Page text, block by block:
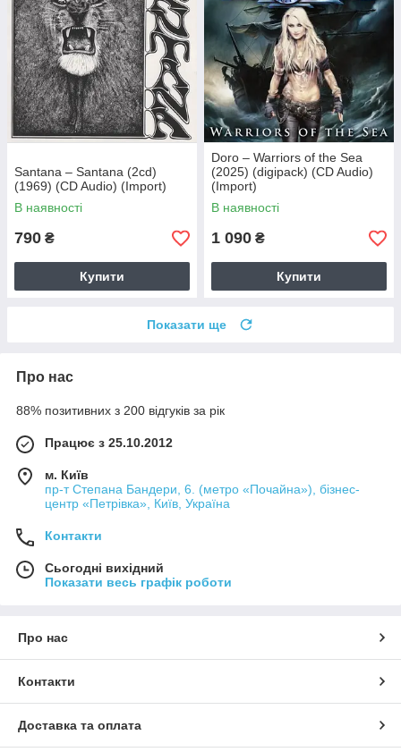
Santana – Santana (2cd)
(1969) (CD Audio) (Import)
В наявності
790 ₴
Купити
Doro – Warriors of the Sea
(2025) (digipack) (CD Audio)
(Import)
В наявності
1 090 ₴
Купити
Показати ще
Про нас
88% позитивних з 200 відгуків за рік
Працює з 25.10.2012
м. Київ
пр-т Степана Бандери, 6. (метро «Почайна»), бізнес-
центр «Петрівка», Київ, Україна
Контакти
Сьогодні вихідний
Показати весь графік роботи
Про нас
Контакти
Доставка та оплата